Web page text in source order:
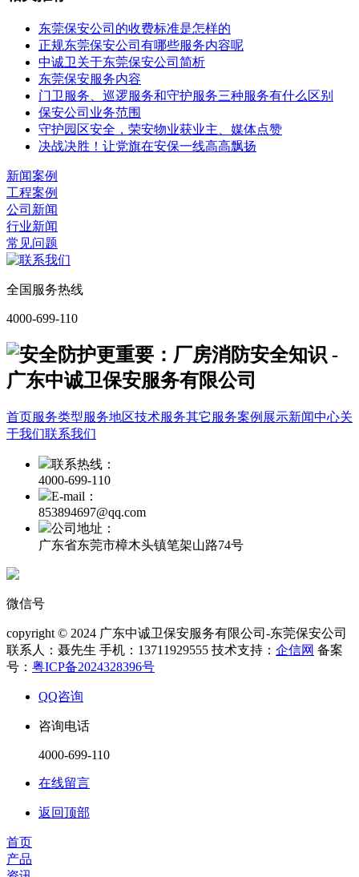
东莞保安公司的收费标准是怎样的
正规东莞保安公司有哪些服务内容呢
中诚卫关于东莞保安公司简析
东莞保安服务内容
门卫服务、巡逻服务和守护服务三种服务有什么区别
保安公司业务范围
守护园区安全，荣安物业获业主、媒体点赞
决战决胜！让党旗在安保一线高高飘扬
新闻案例
工程案例
公司新闻
行业新闻
常见问题
全国服务热线
4000-699-110
首页服务类型服务地区技术服务其它服务案例展示新闻中心关
于我们联系我们
联系热线：
4000-699-110
E-mail：
853894697@qq.com
公司地址：
广东省东莞市樟木头镇笔架山路74号
微信号
copyright © 2024 广东中诚卫保安服务有限公司-东莞保安公司
联系人：聂先生 手机：13711929555 技术支持： 企信网 备案
号： 粤ICP备2024328396号
QQ咨询
咨询电话
4000-699-110
在线留言
返回顶部
首页
产品